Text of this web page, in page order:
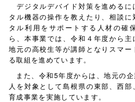
デジタルデバイド対策を進めるに
タル機器の操作を教えたり、相談
タル利用をサポートする人材の確
ら、本事業では、令和４年度から主
地元の高校生等が講師となりスマ
る取組を進めています。
また、令和5年度からは、地元の
人を対象として島根県の東部、西
育成事業を実施しています。